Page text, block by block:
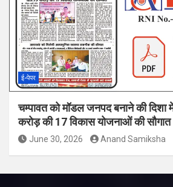
ई-पेपर
चम्पावत को मॉडल जनपद बनाने की
करोड़ की 17 विकास योजनाओं की सौगात
June 30, 2026 Anand Samiksha